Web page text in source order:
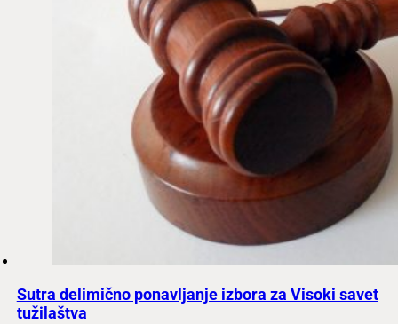
Sutra delimično ponavljanje izbora za Visoki savet
tužilaštva